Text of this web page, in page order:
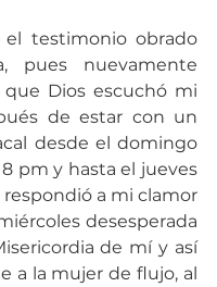
el testimonio obrado
pues nuevamente
Dios escuchó mi
de estar con un
desde el domingo
8 pm y hasta el jueves
respondió a mi clamor
desesperada
de mí y así
a la mujer de flujo, al